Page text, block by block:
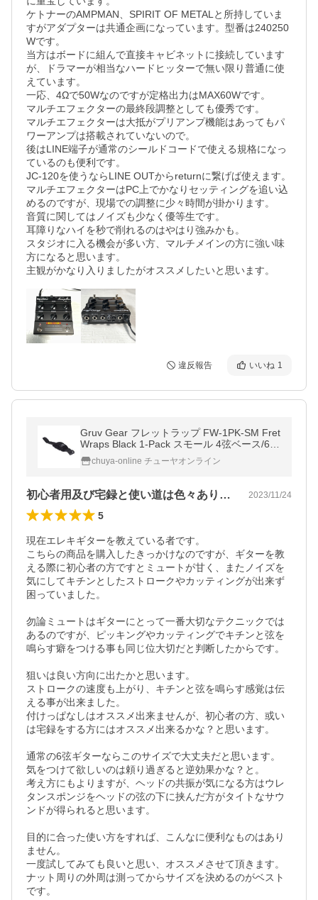
ケトナーのAMPMAN、SPIRIT OF METALと所持していま
すがアダプターは共通企画になっています。型番は240250
Wです。
当方はボードに組んで直接キャビネットに接続しています
が、ドラマーが相当なハードヒッターで無い限り普通に使
えています。
一応、4Ωで50Wなのですが定格出力はMAX60Wです。
マルチエフェクターの最終段調整としても優秀です。
マルチエフェクターは大抵がプリアンプ機能はあってもパ
ワーアンプは搭載されていないので。
後はLINE端子が通常のシールドコードで使える規格になっ
ているのも便利です。
JC-120を使うならLINE OUTからreturnに繋げば使えます。
マルチエフェクターはPC上でかなりセッティングを追い込
めるのですが、現場での調整に少々時間が掛かります。
音質に関してはノイズも少なく優等生です。
耳障りなハイを秒で削れるのはやはり強みかも。
スタジオに入る機会が多い方、マルチメインの方に強い味
方になると思います。
主観がかなり入りましたがオススメしたいと思います。
違反報告 いいね 1
Gruv Gear フレットラップ FW-1PK-SM Fret
Wraps Black 1-Pack スモール 4弦ベース/6弦
アコースティック・エレキギター/ウクレレ
用chuya-online チューヤオンライン
初心者用及び宅録と使い道は色々あります。 2023/11/24
5
現在エレキギターを教えている者です。
こちらの商品を購入したきっかけなのですが、ギターを教
える際に初心者の方ですとミュートが甘く、またノイズを
気にしてキチンとしたストロークやカッティングが出来ず
困っていました。
勿論ミュートはギターにとって一番大切なテクニックでは
あるのですが、ピッキングやカッティングでキチンと弦を
鳴らす癖をつける事も同じ位大切だと判断したからです。
狙いは良い方向に出たかと思います。
ストロークの速度も上がり、キチンと弦を鳴らす感覚は伝
える事が出来ました。
付けっぱなしはオススメ出来ませんが、初心者の方、或い
は宅録をする方にはオススメ出来るかな？と思います。
通常の6弦ギターならこのサイズで大丈夫だと思います。
気をつけて欲しいのは頼り過ぎると逆効果かな？と。
考え方にもよりますが、ヘッドの共振が気になる方はウレ
タンスポンジをヘッドの弦の下に挟んだ方がタイトなサウ
ンドが得られると思います。
目的に合った使い方をすれば、こんなに便利なものはあり
ません。
一度試してみても良いと思い、オススメさせて頂きます。
ナット周りの外周は測ってからサイズを決めるのがベスト
です。